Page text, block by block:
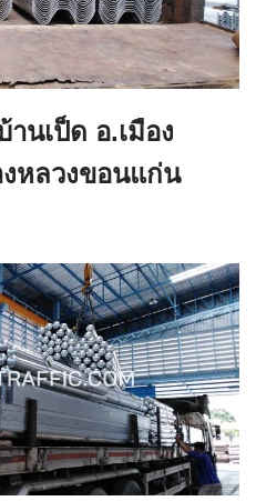
นเป็ด อ.เมือง
หลวงขอนแก่น